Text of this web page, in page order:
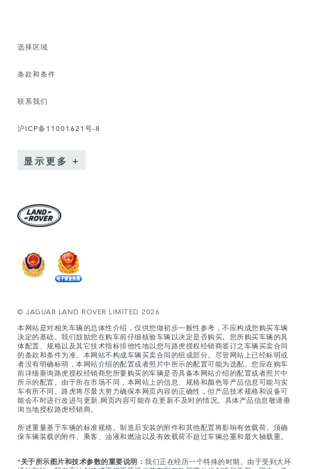
选择区域
条款和条件
联系我们
沪ICP备11001621号-8
显示更多
© JAGUAR LAND ROVER LIMITED 2026
本网站是对相关车辆的总体性介绍，仅供您做初步一般性参考，不应构成您购买车辆
决定的基础。我们鼓励您在购车前仔细核验车辆以决定是否购买。您所购买车辆的具
体配置、规格以及其它技术指标排他性地以您与路虎授权经销商签订之车辆买卖合同
的条款和条件为准。本网站不构成车辆买卖合同的组成部分。尽管网站上已经标明或
者没有明确标明，本网站介绍的配置或者照片中所示的配置可能为选配。您应在购车
前详细垂询路虎授权经销商您所要购买的车辆是否具备本网站介绍的配置或者照片中
所示的配置。由于所在市场不同，本网站上的信息、规格和颜色等产品信息可能与实
车有所不同。路虎将尽最大努力确保本网页内容的正确性，但产品技术规格和设备可
能会不时进行改进与更新,网页内容可能存在更新不及时的情况。具体产品信息敬请垂
询当地授权路虎经销商。
所述重量基于车辆的标准规格。制造后安装的附件和其他配置将影响有效载荷。须确
保车辆装载的附件、乘客、油液和燃油以及有效载荷不超过车辆总重和最大轴载重。
*关于所示图片和技术参数的重要说明： 我们正在经历一个特殊的时期。由于受到大环